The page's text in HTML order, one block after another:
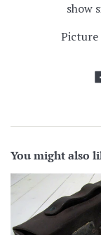
show
Picture
You might also